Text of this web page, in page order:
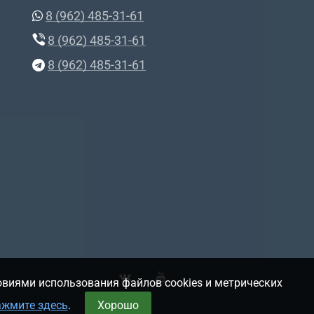
8 (962) 485-31-61
8 (962) 485-31-61
8 (962) 485-31-61
использования файлов cookies и метрических
здесь. Хорошо